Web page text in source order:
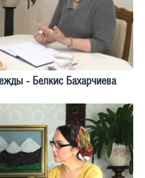
- Белкис Бахарчиева